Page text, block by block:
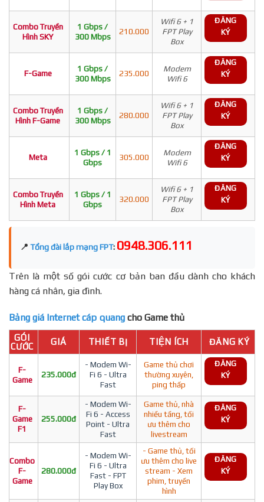
Combo Truyền
Hình SKY
1 Gbps /
300 Mbps
210.000
Wifi 6 + 1
FPT Play
Box
ĐĂNG
KÝ
F-Game
1 Gbps /
300 Mbps
235.000
Modem
Wifi 6
ĐĂNG
KÝ
Combo Truyền
Hình F-Game
1 Gbps /
300 Mbps
280.000
Wifi 6 + 1
FPT Play
Box
ĐĂNG
KÝ
Meta
1 Gbps / 1
Gbps
305.000
Modem
Wifi 6
ĐĂNG
KÝ
Combo Truyền
Hình Meta
1 Gbps / 1
Gbps
320.000
Wifi 6 + 1
FPT Play
Box
ĐĂNG
KÝ
📍 Tổng đài lắp mạng FPT: 0948.306.111
Trên là một số gói cước cơ bản ban đầu dành cho khách
hàng cá nhân, gia đình.
Bảng giá Internet cáp quang cho Game thủ
GÓI
CƯỚC
GIÁ THIẾT BỊ TIỆN ÍCH ĐĂNG KÝ
F-
Game
235.000đ
- Modem Wi-
Fi 6 - Ultra
Fast
Game thủ chơi
thường xuyên,
ping thấp
ĐĂNG
KÝ
F-
Game
F1
255.000đ
- Modem Wi-
Fi 6 - Access
Point - Ultra
Fast
Game thủ, nhà
nhiều tầng, tối
ưu thêm cho
livestream
ĐĂNG
KÝ
Combo
F-
Game
280.000đ
- Modem Wi-
Fi 6 - Ultra
Fast - FPT
Play Box
- Game thủ, tối
ưu thêm cho live
stream - Xem
phim, truyền
hình
ĐĂNG
KÝ